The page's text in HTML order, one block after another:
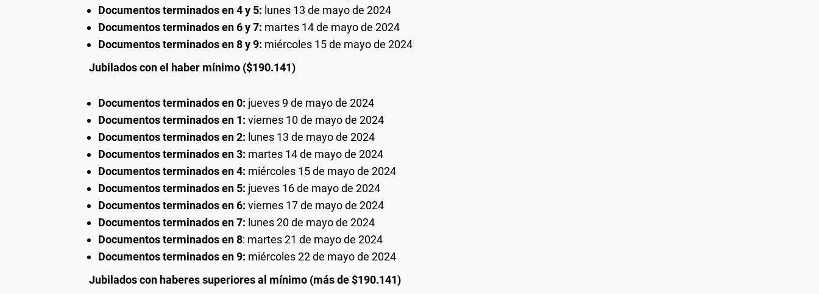
Documentos terminados en 4 y 5: lunes 13 de mayo de 2024
Documentos terminados en 6 y 7: martes 14 de mayo de 2024
Documentos terminados en 8 y 9: miércoles 15 de mayo de 2024
Jubilados con el haber mínimo ($190.141)
Documentos terminados en 0: jueves 9 de mayo de 2024
Documentos terminados en 1: viernes 10 de mayo de 2024
Documentos terminados en 2: lunes 13 de mayo de 2024
Documentos terminados en 3: martes 14 de mayo de 2024
Documentos terminados en 4: miércoles 15 de mayo de 2024
Documentos terminados en 5: jueves 16 de mayo de 2024
Documentos terminados en 6: viernes 17 de mayo de 2024
Documentos terminados en 7: lunes 20 de mayo de 2024
Documentos terminados en 8: martes 21 de mayo de 2024
Documentos terminados en 9: miércoles 22 de mayo de 2024
Jubilados con haberes superiores al mínimo (más de $190.141)